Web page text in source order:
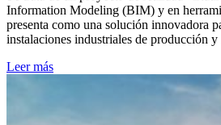
Information Modeling (BIM) y en
presenta como una solución innovadora
instalaciones industriales de producción
Leer más